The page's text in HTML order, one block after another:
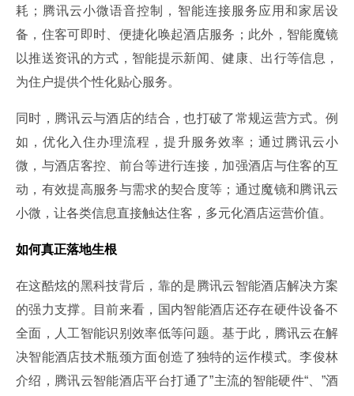
耗；腾讯云小微语音控制，智能连接服务应用和家居设
备，住客可即时、便捷化唤起酒店服务；此外，智能魔镜
以推送资讯的方式，智能提示新闻、健康、出行等信息，
为住户提供个性化贴心服务。
同时，腾讯云与酒店的结合，也打破了常规运营方式。例
如，优化入住办理流程，提升服务效率；通过腾讯云小
微，与酒店客控、前台等进行连接，加强酒店与住客的互
动，有效提高服务与需求的契合度等；通过魔镜和腾讯云
小微，让各类信息直接触达住客，多元化酒店运营价值。
如何真正落地生根
在这酷炫的黑科技背后，靠的是腾讯云智能酒店解决方案
的强力支撑。目前来看，国内智能酒店还存在硬件设备不
全面，人工智能识别效率低等问题。基于此，腾讯云在解
决智能酒店技术瓶颈方面创造了独特的运作模式。李俊林
介绍，腾讯云智能酒店平台打通了”主流的智能硬件“、”酒